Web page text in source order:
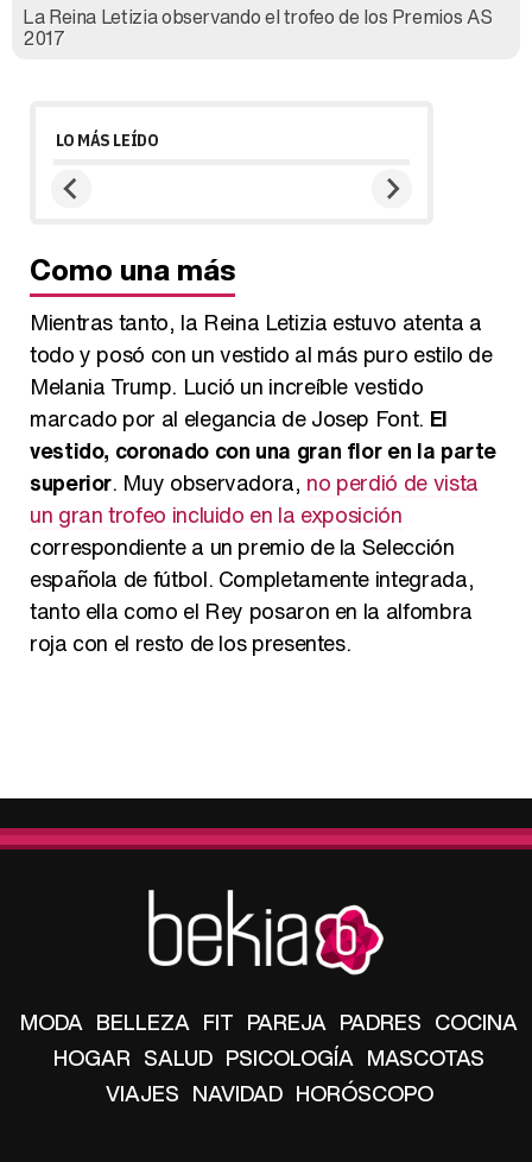
La Reina Letizia observando el trofeo de los Premios AS
2017
LO MÁS LEÍDO
Como una más
Mientras tanto, la Reina Letizia estuvo atenta a
todo y posó con un vestido al más puro estilo de
Melania Trump. Lució un increíble vestido
marcado por al elegancia de Josep Font. El
vestido, coronado con una gran flor en la parte
superior. Muy observadora, no perdió de vista
un gran trofeo incluido en la exposición
correspondiente a un premio de la Selección
española de fútbol. Completamente integrada,
tanto ella como el Rey posaron en la alfombra
roja con el resto de los presentes.
MODA BELLEZA FIT PAREJA PADRES COCINA
HOGAR SALUD PSICOLOGÍA MASCOTAS
VIAJES NAVIDAD HORÓSCOPO